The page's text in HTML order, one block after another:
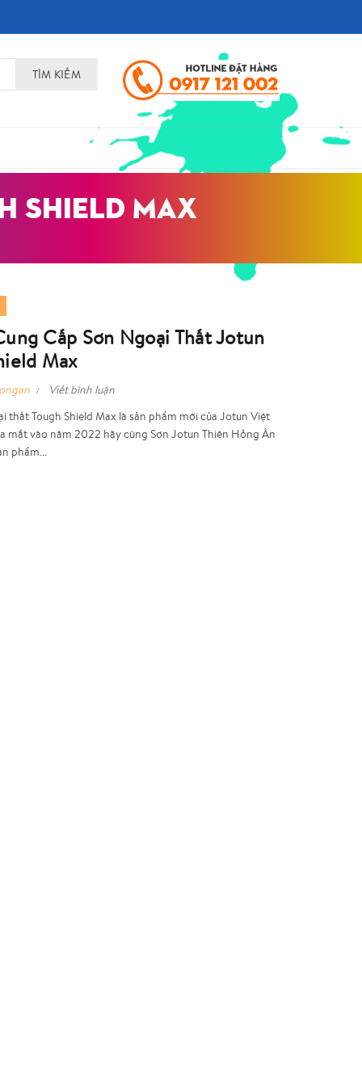
TÌM KIẾM
SHIELD MAX
Cấp Sơn Ngoại Thất Jotun
Max
Viết bình luận
thất Tough Shield Max là sản phẩm mới của Jotun Việt
mắt vào năm 2022 hãy cùng Sơn Jotun Thiên Hồng Ân
phẩm...